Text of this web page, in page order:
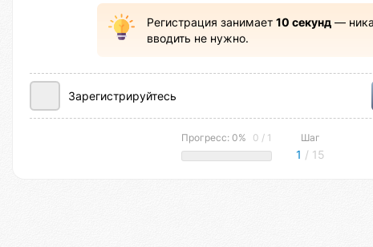
Регистрация занимает 10 секунд—
вводить не нужно.
Зарегистрируйтесь
Прогресс: 0% 0 / 1 Шаг
1 / 15